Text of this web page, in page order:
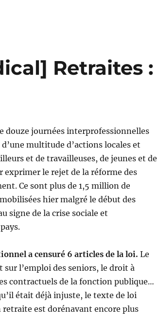
Retraites :
douze journées interprofessionnelles
multitude d’actions locales et
et de travailleuses, de jeunes et de
le rejet de la réforme des
Ce sont plus de 1,5 million de
hier malgré le début des
signe de la crise sociale et
a censuré 6 articles de la loi. Le
l’emploi des seniors, le droit à
contractuels de la fonction publique…
était déjà injuste, le texte de loi
est dorénavant encore plus